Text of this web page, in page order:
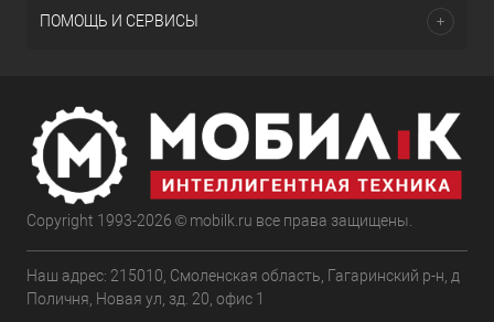
ПОМОЩЬ И СЕРВИСЫ
Copyright 1993-2026 © mobilk.ru все права защищены.
Наш адрес: 215010, Смоленская область, Гагаринский р-н, д
Поличня, Новая ул, зд. 20, офис 1